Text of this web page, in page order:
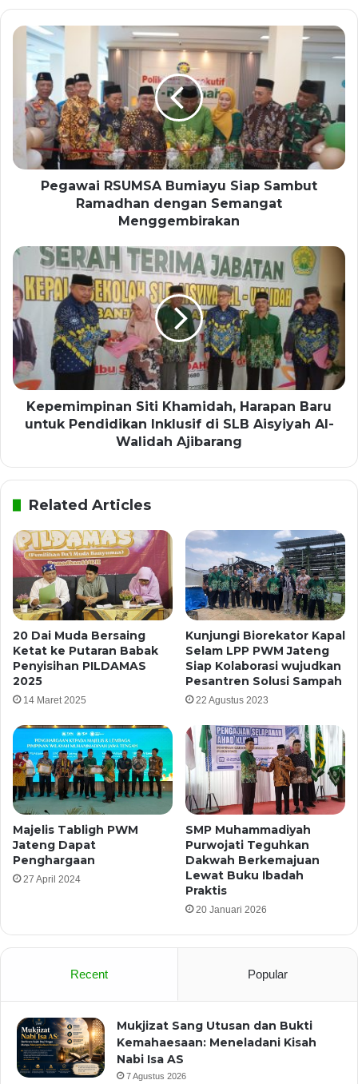
Pegawai RSUMSA Bumiayu Siap Sambut
Ramadhan dengan Semangat
Menggembirakan
Kepemimpinan Siti Khamidah, Harapan Baru
untuk Pendidikan Inklusif di SLB Aisyiyah Al-
Walidah Ajibarang
Related Articles
20 Dai Muda Bersaing
Ketat ke Putaran Babak
Penyisihan PILDAMAS
2025
14 Maret 2025
Kunjungi Biorekator Kapal
Selam LPP PWM Jateng
Siap Kolaborasi wujudkan
Pesantren Solusi Sampah
22 Agustus 2023
Majelis Tabligh PWM
Jateng Dapat
Penghargaan
27 April 2024
SMP Muhammadiyah
Purwojati Teguhkan
Dakwah Berkemajuan
Lewat Buku Ibadah
Praktis
20 Januari 2026
Recent Popular
Mukjizat Sang Utusan dan Bukti
Kemahaesaan: Meneladani Kisah
Nabi Isa AS
7 Agustus 2026